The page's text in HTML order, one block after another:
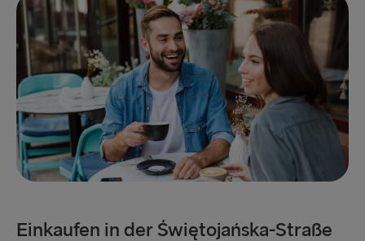
Einkaufen in der Świętojańska-Straße